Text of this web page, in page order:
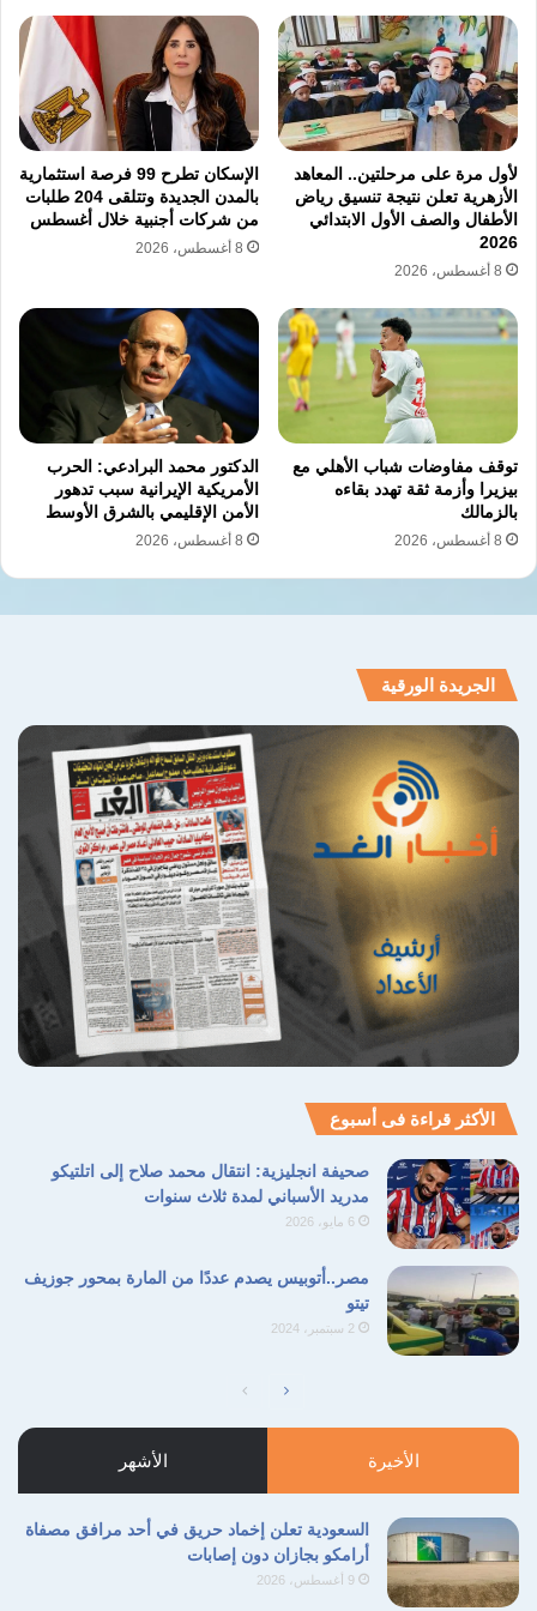
وفر بنسب كبيرة.
وفي ختام اللقاء، وجه مدبولي بضرورة المتابعة
الدورية والمستمرة مع الوزارات والجهات المعنية
لتسريع إجراءات تحول الحكومة نحو استخدام
السيارات الكهربائية، وتذليل أي عقبات قد تواجه
تنفيذ هذه الاستراتيجية؛ ضماناً لتحقيق مستهدفات
موارد الطاقة.
نسخ الرابط
لأول مرة على مرحلتين.. المعاهد
الأزهرية تعلن نتيجة تنسيق رياض
الأطفال والصف الأول الابتدائي
2026
8 أغسطس، 2026
الإسكان تطرح 99 فرصة استثمارية
بالمدن الجديدة وتتلقى 204 طلبات
من شركات أجنبية خلال أغسطس
8 أغسطس، 2026
توقف مفاوضات شباب الأهلي مع
بيزيرا وأزمة ثقة تهدد بقاءه
بالزمالك
8 أغسطس، 2026
الدكتور محمد البرادعي: الحرب
الأمريكية الإيرانية سبب تدهور
الأمن الإقليمي بالشرق الأوسط
8 أغسطس، 2026
الجريدة الورقية
الأكثر قراءة فى أسبوع
صحيفة انجليزية: انتقال محمد صلاح إلى اتلتيكو
مدريد الأسباني لمدة ثلاث سنوات
6 مايو، 2026
مصر..أتوبيس يصدم عددًا من المارة بمحور جوزيف
تيتو
2 سبتمبر، 2024
الصفحة
السابقة
الصفحة
التالية
الأخيرة الأشهر
السعودية تعلن إخماد حريق في أحد مرافق مصفاة
أرامكو بجازان دون إصابات
9 أغسطس، 2026